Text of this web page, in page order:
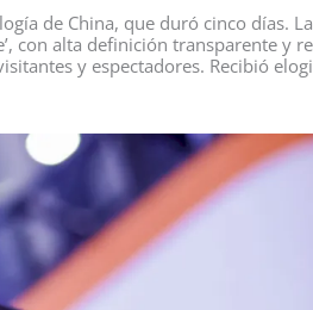
de China, que duró cinco días.
con alta definición transparente y
y espectadores. Recibió